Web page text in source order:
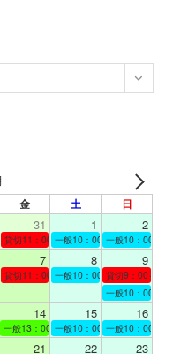
金 土 日
31 1 2
貸切11：00～12：00一般10：00～19：00
一般10：00～
7 8 9
貸切11：00～12：00一般10：00～19：00
貸切9：00～10
一般10：00～
14 15 16
19：00
一般13：00～19：00一般10：00～19：00
一般10：00～
21 22 23